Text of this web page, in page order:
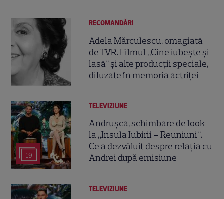
RECOMANDĂRI
Adela Mărculescu, omagiată
de TVR. Filmul „Cine iubește și
lasă” și alte producții speciale,
difuzate în memoria actriței
19
TELEVIZIUNE
Andrușca, schimbare de look
la „Insula Iubirii – Reuniuni”.
Ce a dezvăluit despre relația cu
Andrei după emisiune
TELEVIZIUNE